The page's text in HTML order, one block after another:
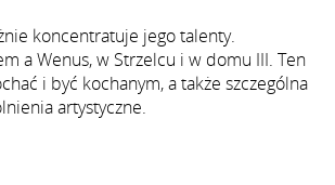
koncentratuje jego talenty.
a Wenus, w Strzelcu i w domu III. Ten
i być kochanym, a także szczególna
artystyczne.